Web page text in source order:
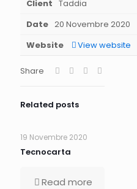
Client Taddia
Date 20 Novembre 2020
Website
View website
Share
Related posts
19 Novembre 2020
Tecnocarta
Read more